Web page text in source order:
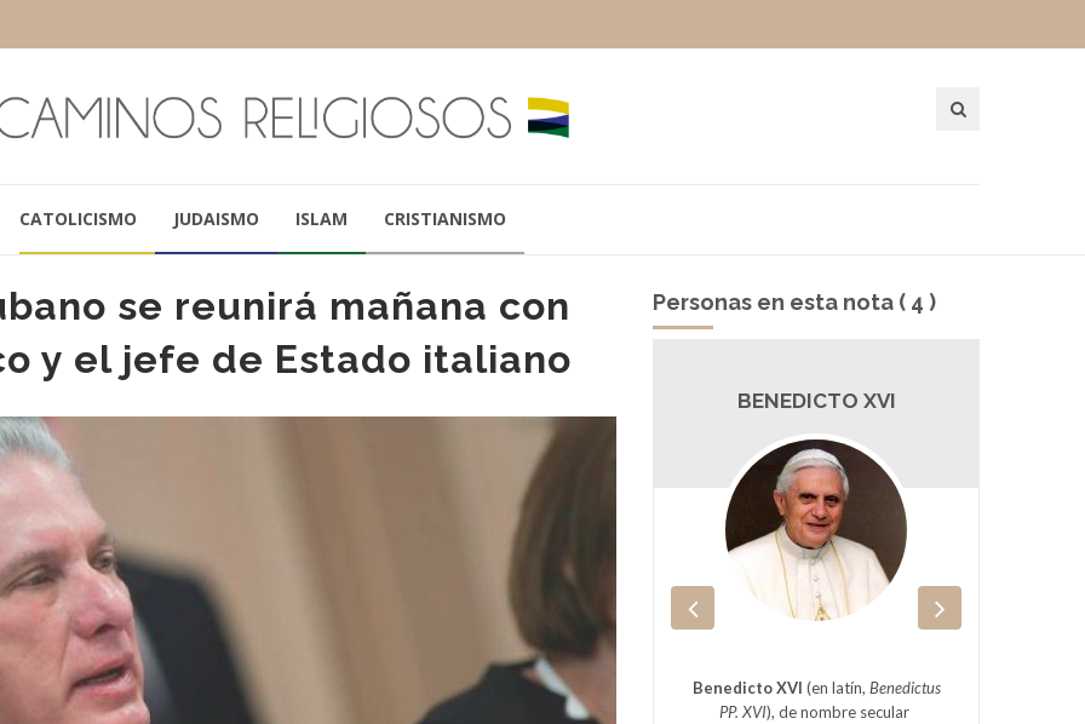
CATOLICISMO JUDAISMO ISLAM CRISTIANISMO
se reunirá mañana con
y el jefe de Estado italiano
Personas en esta nota ( 4 )
Fue el primer Papa americano es el
jesuita argentino Jorge Mario
Fidel Alejandro Castro Ruz (Birán, 13
de agosto de 1926- 25 de
BENEDICTO XVI
Benedicto XVI (en latín, Benedictus
PP. XVI), de nombre secular